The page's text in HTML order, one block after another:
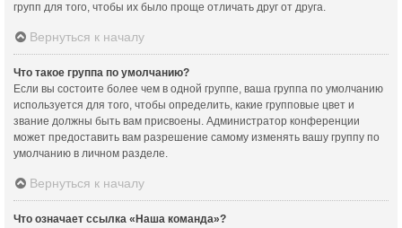
групп для того, чтобы их было проще отличать друг от друга.
Вернуться к началу
Что такое группа по умолчанию?
Если вы состоите более чем в одной группе, ваша группа по умолчанию
используется для того, чтобы определить, какие групповые цвет и
звание должны быть вам присвоены. Администратор конференции
может предоставить вам разрешение самому изменять вашу группу по
умолчанию в личном разделе.
Вернуться к началу
Что означает ссылка «Наша команда»?